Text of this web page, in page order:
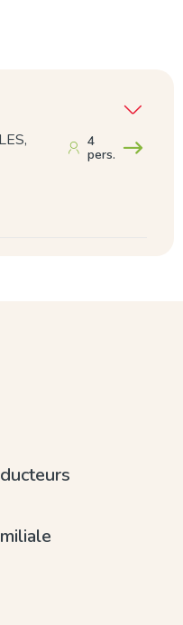
4
pers.